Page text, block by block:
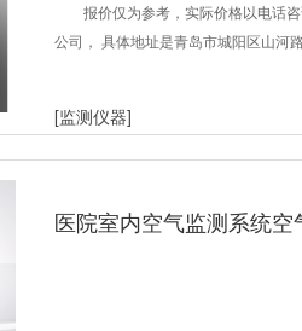
报价仅为参考，实际价格以电话
公司， 具体地址是青岛市城阳区山河
[监测仪器]
医院室内空气监测系统